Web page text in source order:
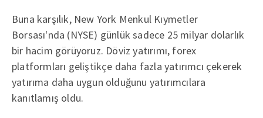
Buna karşılık, New York Menkul Kıymetler
Borsası'nda (NYSE) günlük sadece 25 milyar dolarlık
bir hacim görüyoruz. Döviz yatırımı, forex
platformları geliştikçe daha fazla yatırımcı çekerek
yatırıma daha uygun olduğunu yatırımcılara
kanıtlamış oldu.